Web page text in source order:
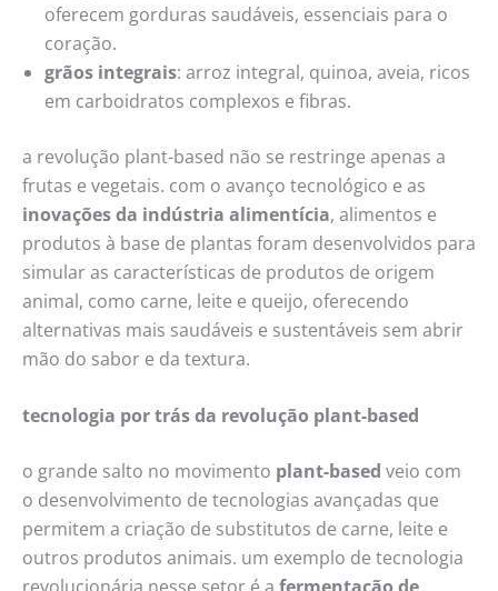
oferecem gorduras saudáveis, essenciais para o
coração.
grãos integrais: arroz integral, quinoa, aveia, ricos
em carboidratos complexos e fibras.
a revolução plant-based não se restringe apenas a
frutas e vegetais. com o avanço tecnológico e as
inovações da indústria alimentícia, alimentos e
produtos à base de plantas foram desenvolvidos para
simular as características de produtos de origem
animal, como carne, leite e queijo, oferecendo
alternativas mais saudáveis e sustentáveis sem abrir
mão do sabor e da textura.
tecnologia por trás da revolução plant-based
o grande salto no movimento plant-based veio com
o desenvolvimento de tecnologias avançadas que
permitem a criação de substitutos de carne, leite e
outros produtos animais. um exemplo de tecnologia